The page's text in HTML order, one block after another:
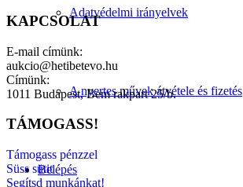
Adatvédelmi irányelvek
A nyertes művek átvétele és fizetés
Belépés
KAPCSOLAT
E-mail címünk:
aukcio@hetibetevo.hu
Címünk:
1011 Budapest, Bem rakpart 25/b.
TÁMOGASS!
Támogass pénzzel
Süss sütit
Segítsd munkánkat!